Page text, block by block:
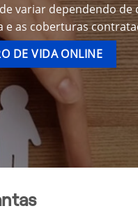
variar dependendo de
e as coberturas
DE VIDA ONLINE